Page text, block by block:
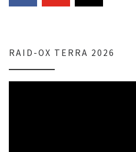
RAID-OX TERRA 2026